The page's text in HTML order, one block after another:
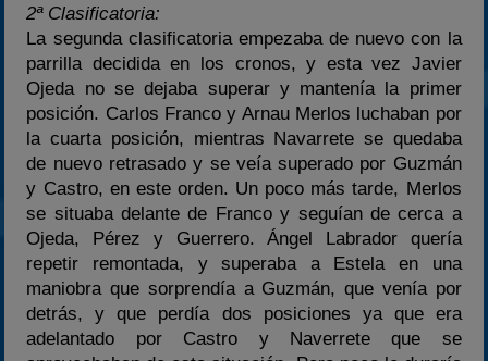
2ª Clasificatoria:
La segunda clasificatoria empezaba de nuevo con la
parrilla decidida en los cronos, y esta vez Javier
Ojeda no se dejaba superar y mantenía la primer
posición. Carlos Franco y Arnau Merlos luchaban por
la cuarta posición, mientras Navarrete se quedaba
de nuevo retrasado y se veía superado por Guzmán
y Castro, en este orden. Un poco más tarde, Merlos
se situaba delante de Franco y seguían de cerca a
Ojeda, Pérez y Guerrero. Ángel Labrador quería
repetir remontada, y superaba a Estela en una
maniobra que sorprendía a Guzmán, que venía por
detrás, y que perdía dos posiciones ya que era
adelantado por Castro y Naverrete que se